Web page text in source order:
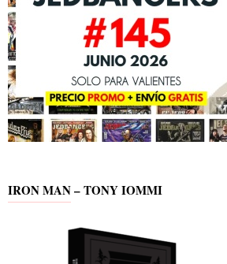
IRON MAN – TONY IOMMI